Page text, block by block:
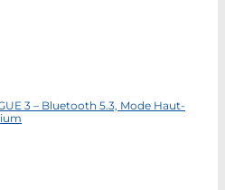
3 – Bluetooth 5.3, Mode Haut-